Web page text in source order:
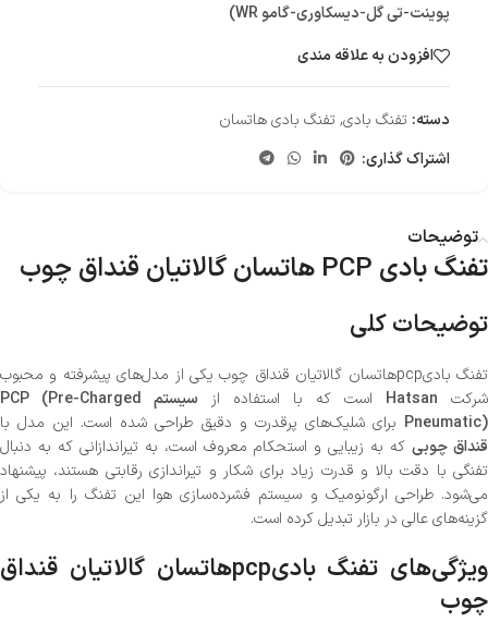
پوینت-تی گل-دیسکاوری-گامو WR)
افزودن به علاقه مندی
دسته: تفنگ بادی, تفنگ بادی هاتسان
اشتراک گذاری:
توضیحات
تفنگ بادی PCP هاتسان گالاتیان قنداق چوب
توضیحات کلی
تفنگ بادیpcpهاتسان گالاتیان قنداق چوب یکی از مدل‌های پیشرفته و محبوب
شرکت Hatsan است که با استفاده از
سیستم PCP (Pre-Charged
Pneumatic) برای شلیک‌های پرقدرت و دقیق طراحی شده است. این مدل با
قنداق چوبی که به زیبایی و استحکام معروف است، به تیراندازانی که به دنبال
تفنگی با دقت بالا و قدرت زیاد برای شکار و تیراندازی رقابتی هستند، پیشنهاد
می‌شود. طراحی ارگونومیک و سیستم فشرده‌سازی هوا این تفنگ را به یکی از
گزینه‌های عالی در بازار تبدیل کرده است.
ویژگی‌های تفنگ بادیpcpهاتسان گالاتیان قنداق
چوب